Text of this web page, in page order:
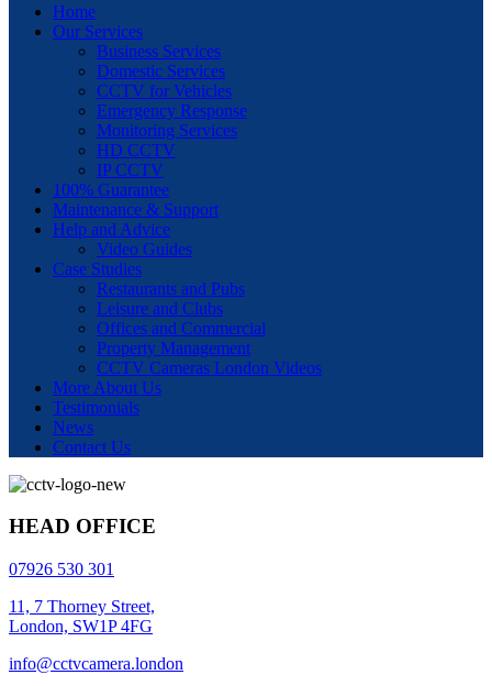
Home
Our Services
Business Services
Domestic Services
CCTV for Vehicles
Emergency Response
Monitoring Services
HD CCTV
IP CCTV
100% Guarantee
Maintenance & Support
Help and Advice
Video Guides
Case Studies
Restaurants and Pubs
Leisure and Clubs
Offices and Commercial
Property Management
CCTV Cameras London Videos
More About Us
Testimonials
News
Contact Us
HEAD OFFICE
07926 530 301
11, 7 Thorney Street,
London, SW1P 4FG
info@cctvcamera.london